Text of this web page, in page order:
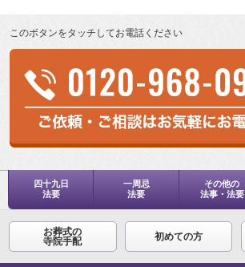
このボタンをタッチしてお電話ください
四十九日
法要
一周忌
法要
その他の
法事・法要
お葬式の
寺院手配
初めての方